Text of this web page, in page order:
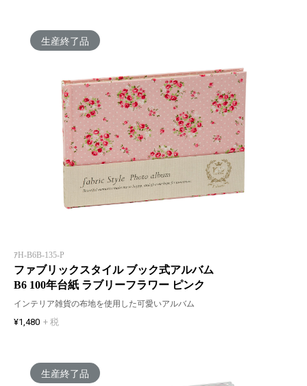
生産終了品
ｱH-B6B-135-P
ファブリックスタイル ブック式アルバム
B6 100年台紙 ラブリーフラワー ピンク
インテリア雑貨の布地を使用した可愛いアルバム
¥1,480 + 税
生産終了品